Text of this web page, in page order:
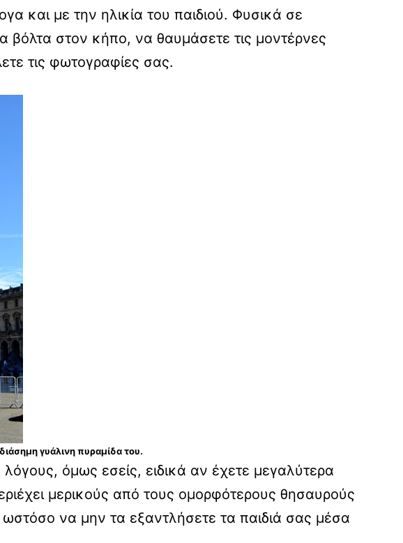
και με την ηλικία του παιδιού. Φυσικά σε
βόλτα στον κήπο, να θαυμάσετε τις μοντέρνες
τις φωτογραφίες σας.
γυάλινη πυραμίδα του.
όμως εσείς, ειδικά αν έχετε μεγαλύτερα
μερικούς από τους ομορφότερους θησαυρούς
να μην τα εξαντλήσετε τα παιδιά σας μέσα